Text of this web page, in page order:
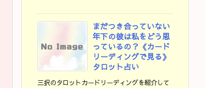
まだつき合っていない
年下の彼は私をどう思
っているの？《カード
リーディングで見る》
タロット占い
三択のタロットカードリーディングを紹介して